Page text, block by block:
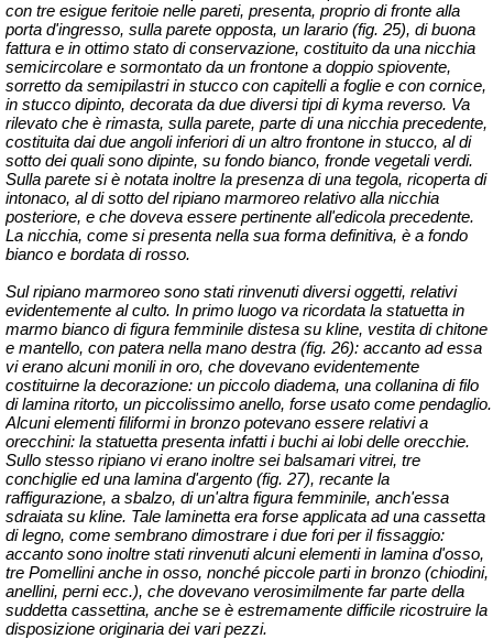
con tre esigue feritoie nelle pareti, presenta, proprio di fronte alla
porta d'ingresso, sulla parete opposta, un larario (fig. 25), di buona
fattura e in ottimo stato di conservazione, costituito da una nicchia
semicircolare e sormontato da un frontone a doppio spiovente,
sorretto da semipilastri in stucco con capitelli a foglie e con cornice,
in stucco dipinto, decorata da due diversi tipi di kyma reverso. Va
rilevato che è rimasta, sulla parete, parte di una nicchia precedente,
costituita dai due angoli inferiori di un altro frontone in stucco, al di
sotto dei quali sono dipinte, su fondo bianco, fronde vegetali verdi.
Sulla parete si è notata inoltre la presenza di una tegola, ricoperta di
intonaco, al di sotto del ripiano marmoreo relativo alla nicchia
posteriore, e che doveva essere pertinente all'edicola precedente.
La nicchia, come si presenta nella sua forma definitiva, è a fondo
bianco e bordata di rosso.
Sul ripiano marmoreo sono stati rinvenuti diversi oggetti, relativi
evidentemente al culto. In primo luogo va ricordata la statuetta in
marmo bianco di figura femminile distesa su kline, vestita di chitone
e mantello, con patera nella mano destra (fig. 26): accanto ad essa
vi erano alcuni monili in oro, che dovevano evidentemente
costituirne la decorazione: un piccolo diadema, una collanina di filo
di lamina ritorto, un piccolissimo anello, forse usato come pendaglio.
Alcuni elementi filiformi in bronzo potevano essere relativi a
orecchini: la statuetta presenta infatti i buchi ai lobi delle orecchie.
Sullo stesso ripiano vi erano inoltre sei balsamari vitrei, tre
conchiglie ed una lamina d'argento (fig. 27), recante la
raffigurazione, a sbalzo, di un'altra figura femminile, anch'essa
sdraiata su kline. Tale laminetta era forse applicata ad una cassetta
di legno, come sembrano dimostrare i due fori per il fissaggio:
accanto sono inoltre stati rinvenuti alcuni elementi in lamina d'osso,
tre Pomellini anche in osso, nonché piccole parti in bronzo (chiodini,
anellini, perni ecc.), che dovevano verosimilmente far parte della
suddetta cassettina, anche se è estremamente difficile ricostruire la
disposizione originaria dei vari pezzi.